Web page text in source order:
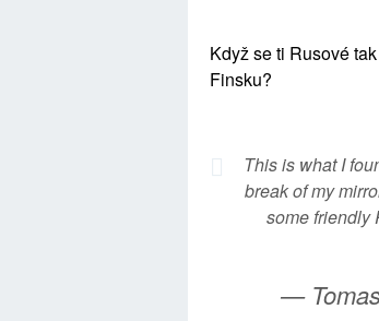
Když se ti Rusové
Finsku?
This is what I
break of my
some friendly
—